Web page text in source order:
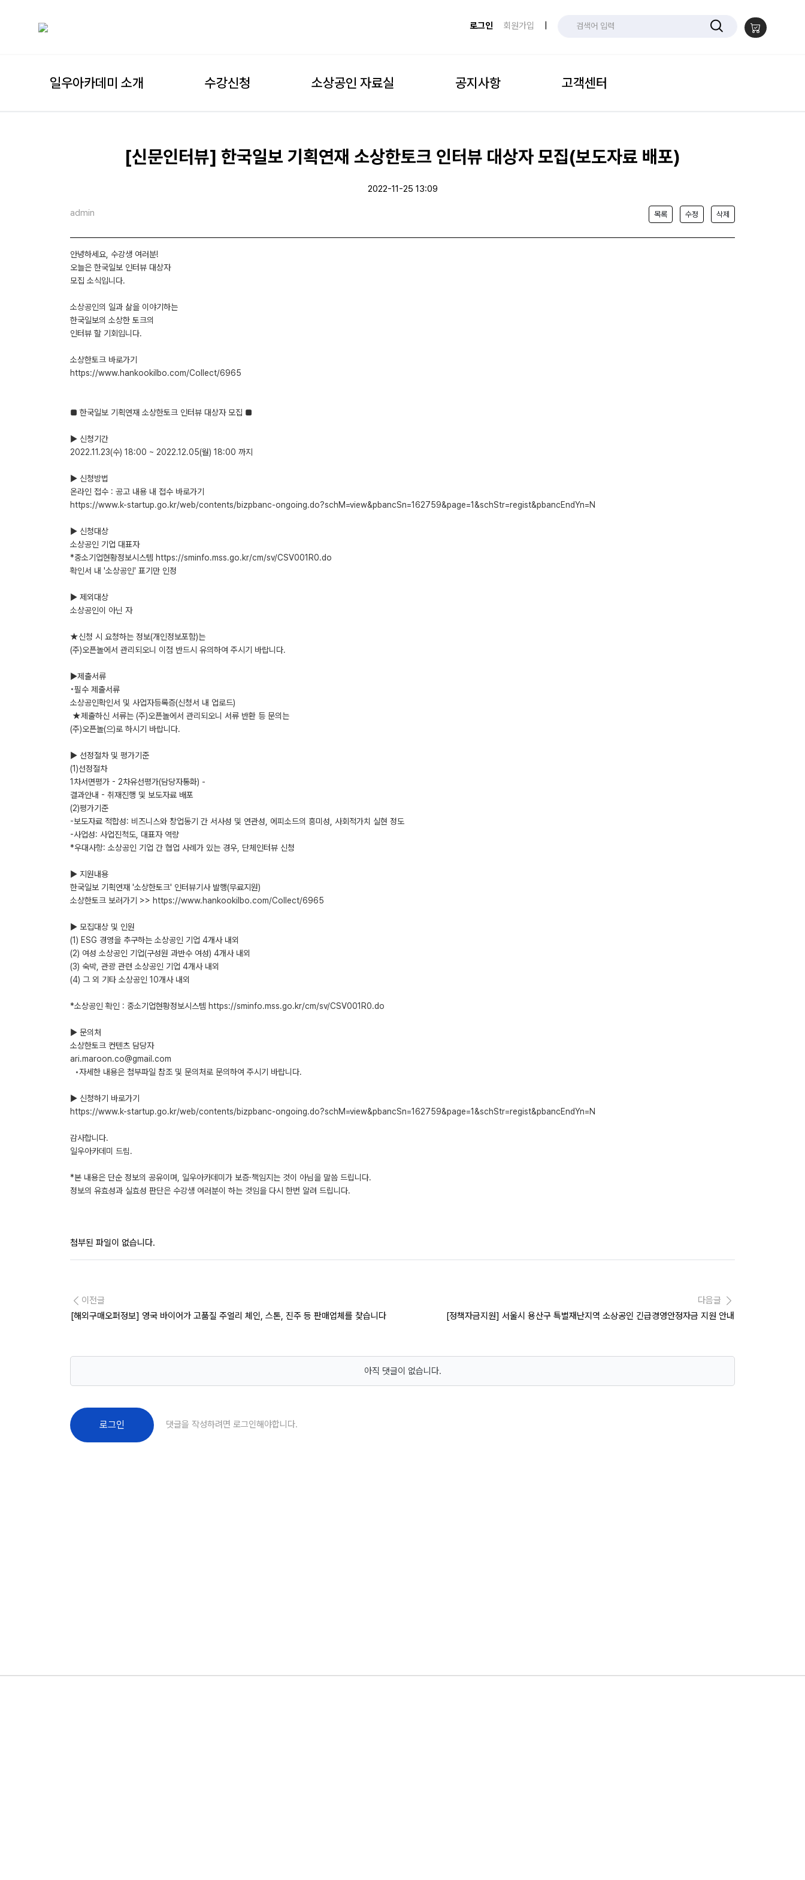
로그인 회원가입
일우아카데미 소개 수강신청 소상공인 자료실 공지사항 고객센터
[신문인터뷰] 한국일보 기획연재 소상한토크 인터뷰 대상자 모집(보도자료 배포)
2022-11-25 13:09
admin 목록 수정 삭제
안녕하세요, 수강생 여러분!
오늘은 한국일보 인터뷰 대상자
모집 소식입니다.
소상공인의 일과 삶을 이야기하는
한국일보의 소상한 토크의
인터뷰 할 기회입니다.
소상한토크 바로가기
https://www.hankookilbo.com/Collect/6965
■ 한국일보 기획연재 소상한토크 인터뷰 대상자 모집 ■
▶ 신청기간
2022.11.23(수) 18:00 ~ 2022.12.05(월) 18:00 까지
▶ 신청방법
온라인 접수 : 공고 내용 내 접수 바로가기
https://www.k-startup.go.kr/web/contents/bizpbanc-ongoing.do?schM=view&pbancSn=162759&page=1&schStr=regist&pbancEndYn=N
▶ 신청대상
소상공인 기업 대표자
*중소기업현황정보시스템 https://sminfo.mss.go.kr/cm/sv/CSV001R0.do
확인서 내 '소상공인' 표기만 인정
▶ 제외대상
소상공인이 아닌 자
★신청 시 요청하는 정보(개인정보포함)는
(주)오픈놀에서 관리되오니 이점 반드시 유의하여 주시기 바랍니다.
▶제출서류
◦필수 제출서류
소상공인확인서 및 사업자등록증(신청서 내 업로드)
★제출하신 서류는 (주)오픈놀에서 관리되오니 서류 반환 등 문의는
(주)오픈놀(으)로 하시기 바랍니다.
▶ 선정절차 및 평가기준
(1)선정절차
1차서면평가 - 2차유선평가(담당자통화) -
결과안내 - 취재진행 및 보도자료 배포
(2)평가기준
-보도자료 적합성: 비즈니스와 창업동기 간 서사성 및 연관성, 에피소드의 흥미성, 사회적가치 실현 정도
-사업성: 사업진척도, 대표자 역량
*우대사항: 소상공인 기업 간 협업 사례가 있는 경우, 단체인터뷰 신청
▶ 지원내용
한국일보 기획연재 '소상한토크' 인터뷰기사 발행(무료지원)
소상한토크 보러가기 >> https://www.hankookilbo.com/Collect/6965
▶ 모집대상 및 인원
(1) ESG 경영을 추구하는 소상공인 기업 4개사 내외
(2) 여성 소상공인 기업(구성원 과반수 여성) 4개사 내외
(3) 숙박, 관광 관련 소상공인 기업 4개사 내외
(4) 그 외 기타 소상공인 10개사 내외
*소상공인 확인 : 중소기업현황정보시스템 https://sminfo.mss.go.kr/cm/sv/CSV001R0.do
▶ 문의처
소상한토크 컨텐츠 담당자
ari.maroon.co@gmail.com
◦자세한 내용은 첨부파일 참조 및 문의처로 문의하여 주시기 바랍니다.
▶ 신청하기 바로가기
https://www.k-startup.go.kr/web/contents/bizpbanc-ongoing.do?schM=view&pbancSn=162759&page=1&schStr=regist&pbancEndYn=N
감사합니다.
일우아카데미 드림.
*본 내용은 단순 정보의 공유이며, 일우아카데미가 보증·책임지는 것이 아님을 말씀 드립니다.
정보의 유효성과 실효성 판단은 수강생 여러분이 하는 것임을 다시 한번 알려 드립니다.
첨부된 파일이 없습니다.
이전글
[해외구매오퍼정보] 영국 바이어가 고품질 주얼리 체인, 스톤, 진주 등 판매업체를 찾습니다
다음글
[정책자금지원] 서울시 용산구 특별재난지역 소상공인 긴급경영안정자금 지원 안내
아직 댓글이 없습니다.
로그인 댓글을 작성하려면 로그인해야합니다.